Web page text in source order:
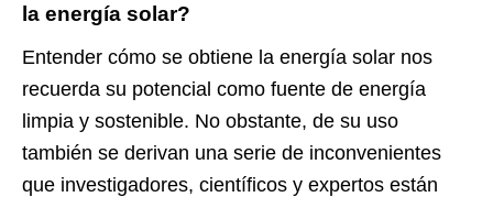
la energía solar?
Entender cómo se obtiene la energía solar nos
recuerda su potencial como fuente de energía
limpia y sostenible. No obstante, de su uso
también se derivan una serie de inconvenientes
que investigadores, científicos y expertos están